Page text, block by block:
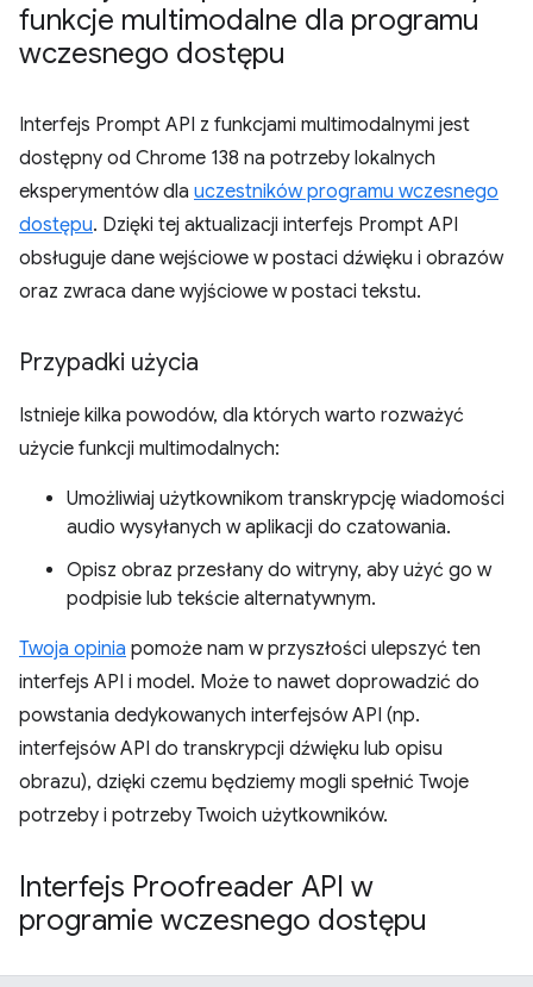
funkcje multimodalne dla programu
wczesnego dostępu
Interfejs Prompt API z funkcjami multimodalnymi jest
dostępny od Chrome 138 na potrzeby lokalnych
eksperymentów dla uczestników programu wczesnego
dostępu. Dzięki tej aktualizacji interfejs Prompt API
obsługuje dane wejściowe w postaci dźwięku i obrazów
oraz zwraca dane wyjściowe w postaci tekstu.
Przypadki użycia
Istnieje kilka powodów, dla których warto rozważyć
użycie funkcji multimodalnych:
Umożliwiaj użytkownikom transkrypcję wiadomości
audio wysyłanych w aplikacji do czatowania.
Opisz obraz przesłany do witryny, aby użyć go w
podpisie lub tekście alternatywnym.
Twoja opinia pomoże nam w przyszłości ulepszyć ten
interfejs API i model. Może to nawet doprowadzić do
powstania dedykowanych interfejsów API (np.
interfejsów API do transkrypcji dźwięku lub opisu
obrazu), dzięki czemu będziemy mogli spełnić Twoje
potrzeby i potrzeby Twoich użytkowników.
Interfejs Proofreader API w
programie wczesnego dostępu